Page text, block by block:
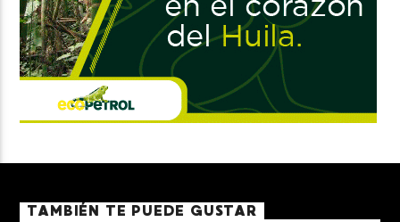
TAMBIÉN TE PUEDE GUSTAR